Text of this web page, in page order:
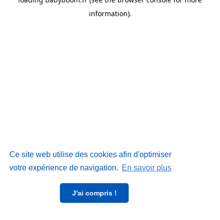
Ce site web utilise des cookies afin d'optimiser
votre expérience de navigation. En savoir plus
J'ai compris !
information).